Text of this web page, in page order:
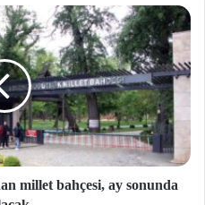
si
millet bahçesi, ay sonunda